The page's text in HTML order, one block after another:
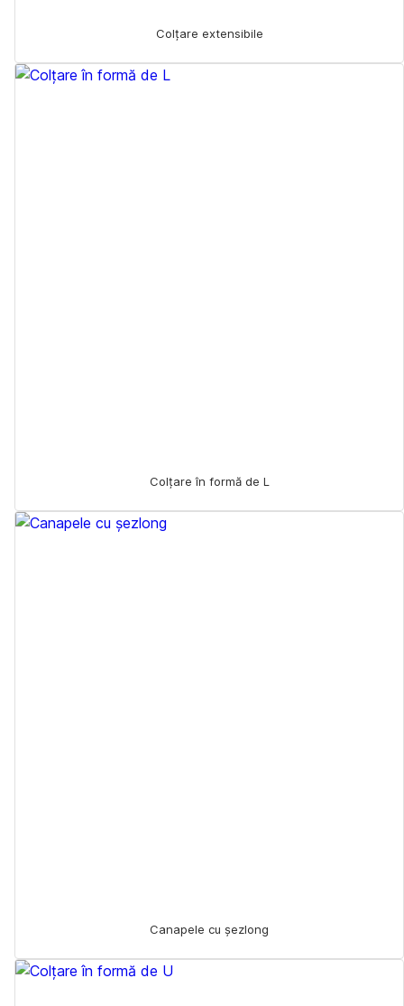
Colțare extensibile
Colțare în formă de L
Canapele cu șezlong